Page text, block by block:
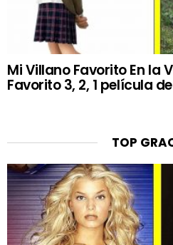
Mi Villano Favorito En la
Favorito 3, 2, 1 película
TOP